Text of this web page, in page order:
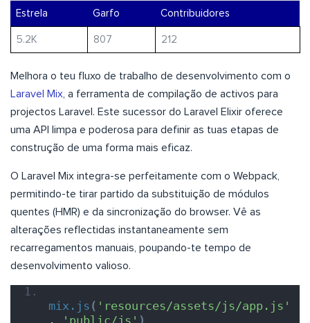
Estrela Garfo Contribuidores
5.2K 807 212
Melhora o teu fluxo de trabalho de desenvolvimento com o
Laravel Mix, a ferramenta de compilação de activos para
projectos Laravel. Este sucessor do Laravel Elixir oferece
uma API limpa e poderosa para definir as tuas etapas de
construção de uma forma mais eficaz.
O Laravel Mix integra-se perfeitamente com o Webpack,
permitindo-te tirar partido da substituição de módulos
quentes (HMR) e da sincronização do browser. Vê as
alterações reflectidas instantaneamente sem
recarregamentos manuais, poupando-te tempo de
desenvolvimento valioso.
mix.js ( 'resources/assets/js/app.js'